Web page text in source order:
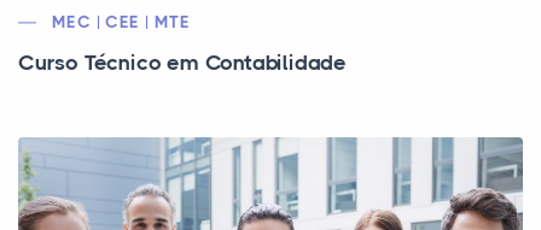
MEC | CEE | MTE
Curso Técnico em Contabilidade